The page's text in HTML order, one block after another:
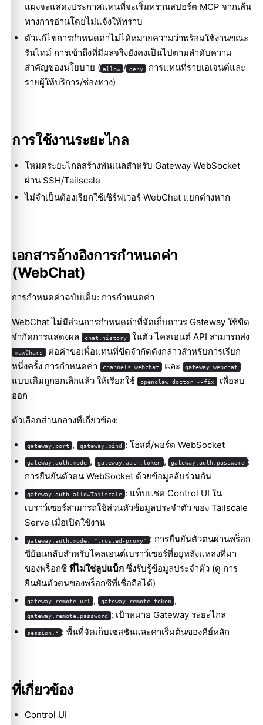
แผงจะแสดงประกาศแทนที่จะเริ่มทรานสปอร์ต MCP จากเส้น
ทางการอ่านโดยไม่แจ้งให้ทราบ
ตัวแก้ไขการกำหนดค่าไม่ได้หมายความว่าพร้อมใช้งานขณะ
รันไทม์ การเข้าถึงที่มีผลจริงยังคงเป็นไปตามลำดับความ
สำคัญของนโยบาย ( allow / deny การแทนที่รายเอเจนต์และ
รายผู้ให้บริการ/ช่องทาง)
การใช้งานระยะไกล
โหมดระยะไกลสร้างทันเนลสำหรับ Gateway WebSocket
ผ่าน SSH/Tailscale
ไม่จำเป็นต้องเรียกใช้เซิร์ฟเวอร์ WebChat แยกต่างหาก
เอกสารอ้างอิงการกำหนดค่า
(WebChat)
การกำหนดค่าฉบับเต็ม: การกำหนดค่า
WebChat ไม่มีส่วนการกำหนดค่าที่จัดเก็บถาวร Gateway ใช้ขีด
จำกัดการแสดงผล
chat.history ในตัว ไคลเอนต์ API สามารถส่ง
maxChars ต่อคำขอเพื่อแทนที่ขีดจำกัดดังกล่าวสำหรับการเรียก
หนึ่งครั้ง การกำหนดค่า
channels.webchat และ gateway.webchat
แบบเดิมถูกยกเลิกแล้ว ให้เรียกใช้ openclaw doctor --fix เพื่อลบ
ออก
ตัวเลือกส่วนกลางที่เกี่ยวข้อง:
gateway.port , gateway.bind : โฮสต์/พอร์ต WebSocket
gateway.auth.mode , gateway.auth.token , gateway.auth.password :
การยืนยันตัวตน WebSocket ด้วยข้อมูลลับร่วมกัน
gateway.auth.allowTailscale : แท็บแชต Control UI ใน
เบราว์เซอร์สามารถใช้ส่วนหัวข้อมูลประจำตัว ของ Tailscale
Serve เมื่อเปิดใช้งาน
gateway.auth.mode: "trusted-proxy" : การยืนยันตัวตนผ่านพร็อก
ซีย้อนกลับสำหรับไคลเอนต์เบราว์เซอร์ที่อยู่หลังแหล่งที่มา
ของพร็อกซี ที่ไม่ใช่ลูปแบ็กซึ่งรับรู้ข้อมูลประจำตัว (ดู การ
ยืนยันตัวตนของพร็อกซีที่เชื่อถือได้)
gateway.remote.url , gateway.remote.token ,
gateway.remote.password : เป้าหมาย Gateway ระยะไกล
session.* : พื้นที่จัดเก็บเซสชันและค่าเริ่มต้นของคีย์หลัก
ที่เกี่ยวข้อง
Control UI